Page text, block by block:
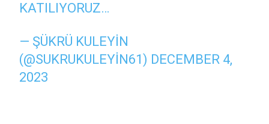
KATILIYORUZ…
— ŞÜKRÜ KULEYIN
(@SUKRUKULEYIN61) DECEMBER 4,
2023